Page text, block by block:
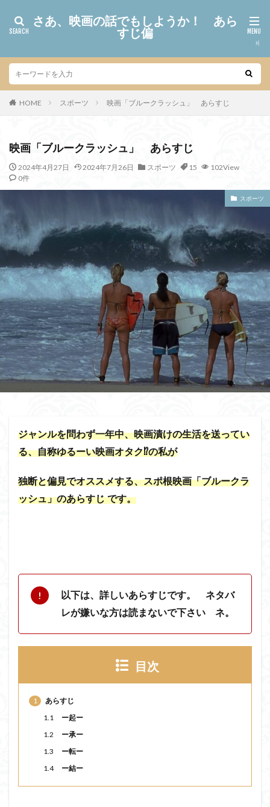
さあ、映画の話でもしようか！ あら
すじ偏
HOME スポーツ 映画「ブルークラッシュ」 あらすじ
映画「ブルークラッシュ」 あらすじ
2024年4月27日 2024年7月26日 スポーツ 15
102View
0件
スポーツ
ジャンルを問わず一年中、映画漬けの生活を送ってい
る、自称ゆるーい映画オタク⁉の私が
独断と偏見でオススメする、スポ根映画「ブルークラ
ッシュ」のあらすじ です。
以下は、詳しいあらすじです。 ネタバ
レが嫌いな方は読まないで下さい ネ。
目次
1
あらすじ
1.1
ー起ー
1.2
ー承ー
1.3
ー転ー
1.4
ー結ー